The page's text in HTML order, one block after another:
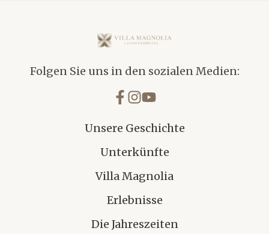
Folgen Sie uns in den sozialen Medien:
Unsere Geschichte
Unterkünfte
Villa Magnolia
Erlebnisse
Die Jahreszeiten